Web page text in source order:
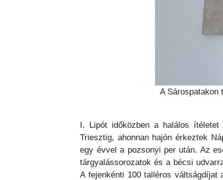
A Sárospatakon
I. Lipót időközben a halálos ítéletet
Triesztig, ahonnan hajón érkeztek
egy évvel a pozsonyi per után. Az
tárgyalássorozatok és a bécsi
A fejenkénti 100 talléros váltságdíjat